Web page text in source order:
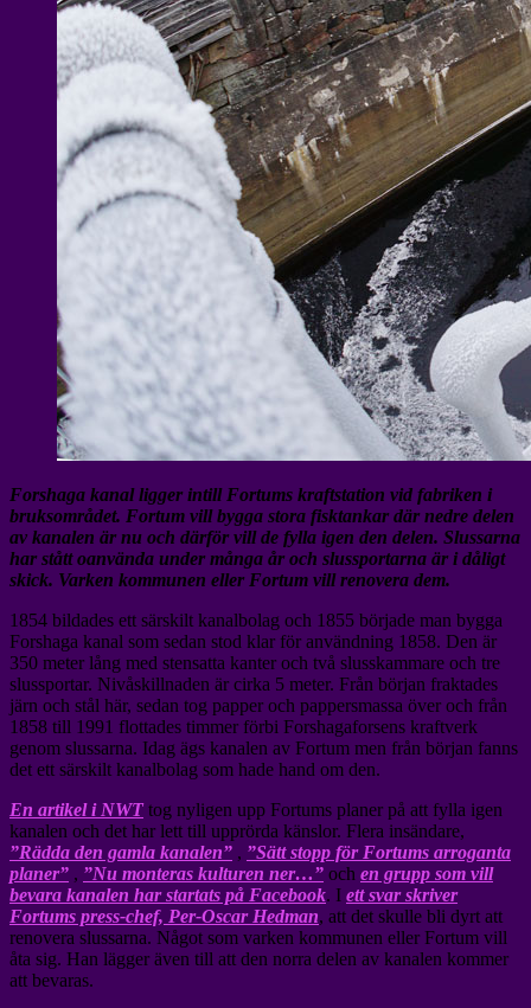
Forshaga kanal ligger intill Fortums kraftstation vid fabriken i
bruksområdet. Fortum vill bygga stora fisktankar där nedre delen
av kanalen är nu och därför vill de fylla igen den delen. Slussarna
har stått oanvända under många år och slussportarna är i dåligt
skick. Varken kommunen eller Fortum vill renovera dem.
1854 bildades ett särskilt kanalbolag och 1855 började man bygga
Forshaga kanal som sedan stod klar för användning 1858. Den är
350 meter lång med stensatta kanter och två slusskammare och tre
slussportar. Nivåskillnaden är cirka 5 meter. Från början fraktades
järn och stål här, sedan tog papper och pappersmassa över och från
1858 till 1991 flottades timmer förbi Forshagaforsens kraftverk
genom slussarna. Idag ägs kanalen av Fortum men från början fanns
det ett särskilt kanalbolag som hade hand om den.
En artikel i NWTtog nyligen upp Fortums planer på att fylla igen
kanalen och det har lett till upprörda känslor. Flera insändare,
”Rädda den gamla kanalen” , ”Sätt stopp för Fortums arroganta
planer” , ”Nu monteras kulturen ner…” och en grupp som vill
bevara kanalen har startats på Facebook. I ett svar skriver
Fortums press-chef, Per-Oscar Hedman, att det skulle bli dyrt att
renovera slussarna. Något som varken kommunen eller Fortum vill
åta sig. Han lägger även till att den norra delen av kanalen kommer
att bevaras.